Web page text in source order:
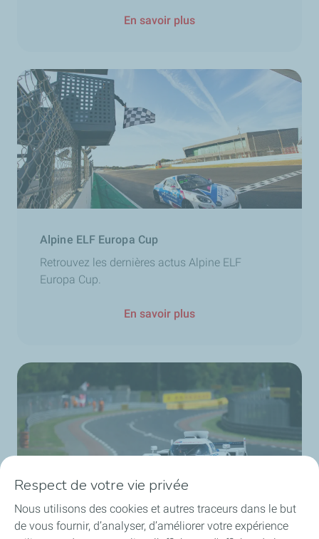
En savoir plus
Alpine ELF Europa Cup
Retrouvez les dernières actus Alpine ELF
Europa Cup.
En savoir plus
MissionH24
Respect de votre vie privée
Nous utilisons des cookies et autres traceurs dans le but
de vous fournir, d’analyser, d’améliorer votre expérience